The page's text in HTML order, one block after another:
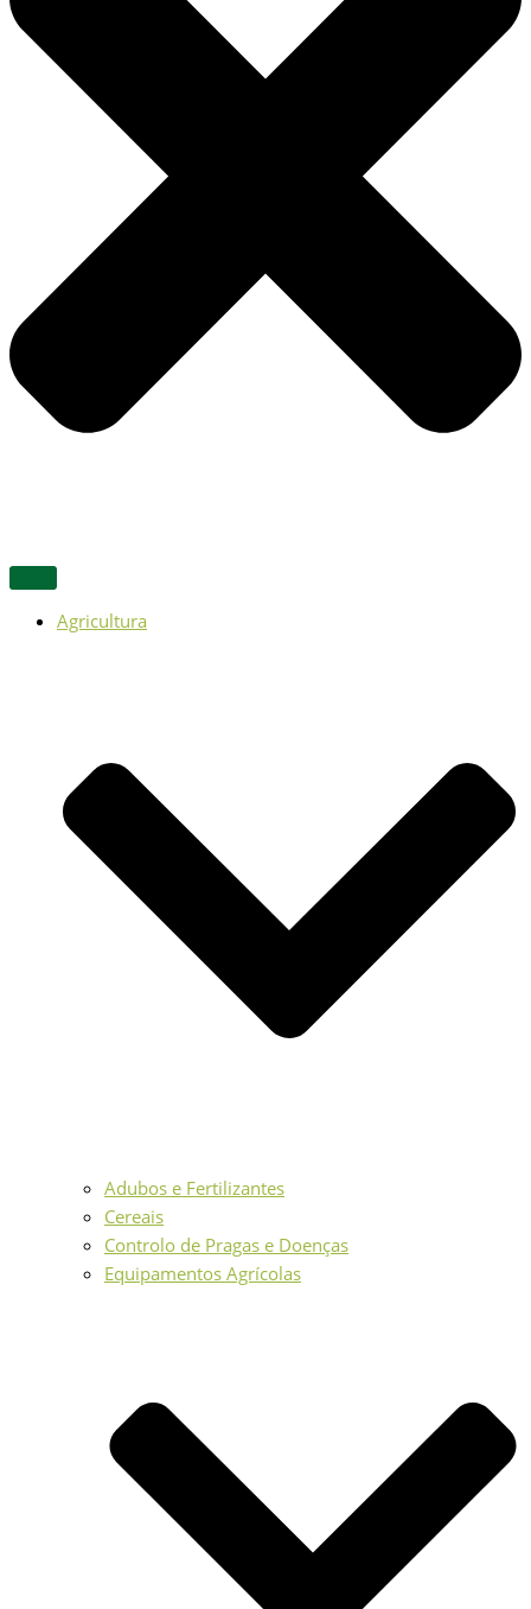
Agricultura
Adubos e Fertilizantes
Cereais
Controlo de Pragas e Doenças
Equipamentos Agrícolas